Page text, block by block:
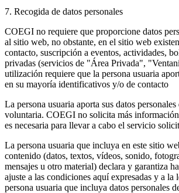
7. Recogida de datos personales
COEGI no requiere que proporcione datos
al sitio web, no obstante, en el sitio web
contacto, suscripción a eventos, actividades,
privadas (servicios de "Área Privada",
utilización requiere que la persona usuaria
en su mayoría identificativos y/o de contacto
La persona usuaria aporta sus datos
voluntaria. COEGI no solicita más
es necesaria para llevar a cabo el servicio
La persona usuaria que incluya en este sitio
contenido (datos, textos, vídeos, sonido,
mensajes u otro material) declara y garantiza
ajuste a las condiciones aquí expresadas y a la
persona usuaria que incluya datos personales